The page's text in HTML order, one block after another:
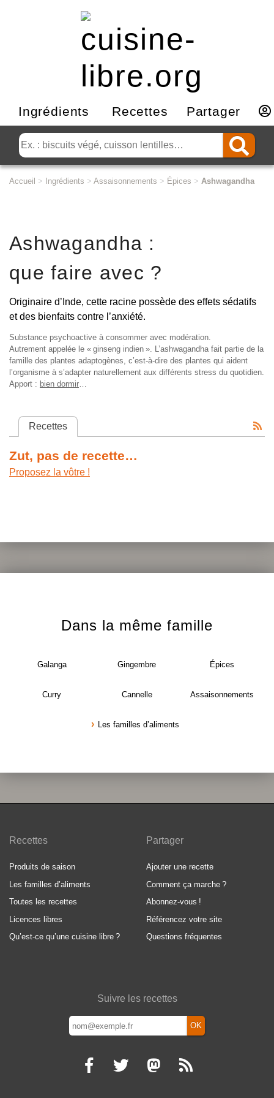
Ingrédients Recettes Partager
Accueil > Ingrédients > Assaisonnements > Épices > Ashwagandha
Ashwagandha :
que faire avec ?
Originaire d’Inde, cette racine possède des effets sédatifs
et des bienfaits contre l’anxiété.
Substance psychoactive à consommer avec modération.
Autrement appelée le « ginseng indien ». L’ashwagandha fait partie de la
famille des plantes adaptogènes, c’est-à-dire des plantes qui aident
l’organisme à s’adapter naturellement aux différents stress du quotidien.
Apport : bien dormir
Recettes
Zut, pas de recette…
Proposez la vôtre !
Dans la même famille
Galanga Gingembre Épices
Curry Cannelle Assaisonnements
Les familles d’aliments
Recettes
Produits de saison
Les familles d’aliments
Toutes les recettes
Licences libres
Qu’est-ce qu’une cuisine libre ?
Partager
Ajouter une recette
Comment ça marche ?
Abonnez-vous !
Référencez votre site
Questions fréquentes
Suivre les recettes
OK